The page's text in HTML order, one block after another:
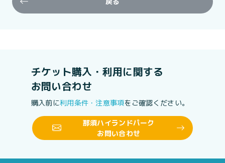
チケット購入・利用に関する
お問い合わせ
購入前に利用条件・注意事項をご確認ください。
那須ハイランドパーク
お問い合わせ